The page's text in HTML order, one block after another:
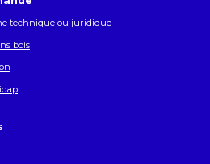
technique ou juridique
bois